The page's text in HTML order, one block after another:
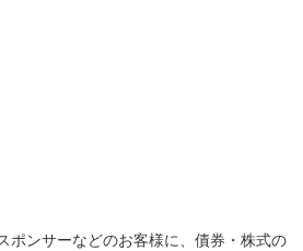
ポンサーなどのお客様に、債券・株式の